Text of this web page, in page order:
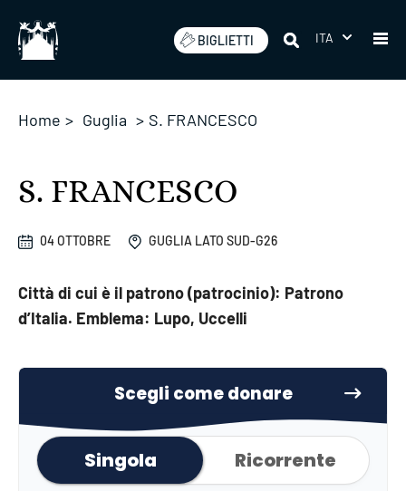
BIGLIETTI ITA
Home > Guglia > S. FRANCESCO
S. FRANCESCO
04 OTTOBRE GUGLIA LATO SUD-G26
Città di cui è il patrono (patrocinio): Patrono
d’Italia. Emblema: Lupo, Uccelli